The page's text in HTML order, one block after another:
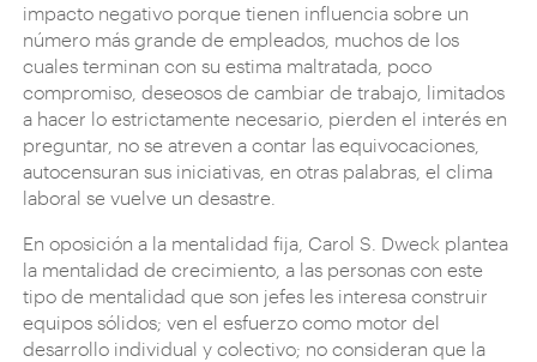
impacto negativo porque tienen influencia sobre un
número más grande de empleados, muchos de los
cuales terminan con su estima maltratada, poco
compromiso, deseosos de cambiar de trabajo, limitados
a hacer lo estrictamente necesario, pierden el interés en
preguntar, no se atreven a contar las equivocaciones,
autocensuran sus iniciativas, en otras palabras, el clima
laboral se vuelve un desastre.
En oposición a la mentalidad fija, Carol S. Dweck plantea
la mentalidad de crecimiento, a las personas con este
tipo de mentalidad que son jefes les interesa construir
equipos sólidos; ven el esfuerzo como motor del
desarrollo individual y colectivo; no consideran que la